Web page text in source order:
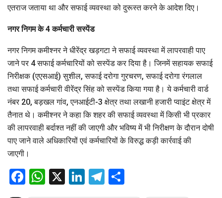
एतराज जताया था और सफाई व्यवस्था को दुरूस्त करने के आदेश दिए।
नगर निगम के 4 कर्मचारी सस्पेंड
नगर निगम कमीश्नर ने धीरेंद्र खड़गटा ने सफाई व्यवस्था में लापरवाही पाए
जाने पर 4 सफाई कर्मचारियों को सस्पेंड कर दिया है। जिनमें सहायक सफाई
निरीक्षक (एएसआई) सुशील, सफाई दरोगा गुरचरण, सफाई दरोगा रंगलाल
तथा सफाई कर्मचारी वीरेंद्र सिंह को सस्पेंड किया गया है। ये कर्मचारी वार्ड
नंबर 20, बड़खल गांव, एनआईटी-3 क्षेत्र तथा लखानी हजारी प्वाइंट क्षेत्र में
तैनात थे। कमीश्नर ने कहा कि शहर की सफाई व्यवस्था में किसी भी प्रकार
की लापरवाही बर्दाश्त नहीं की जाएगी और भविष्य में भी निरीक्षण के दौरान दोषी
पाए जाने वाले अधिकारियों एवं कर्मचारियों के विरुद्ध कड़ी कार्रवाई की
जाएगी।
Facebook
WhatsApp
X LinkedIn
Telegram